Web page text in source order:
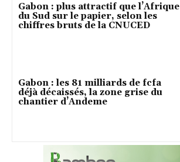
Gabon : plus attractif que l’Afrique
du Sud sur le papier, selon les
chiffres bruts de la CNUCED
Gabon : les 81 milliards de fcfa
déjà décaissés, la zone grise du
chantier d’Andeme